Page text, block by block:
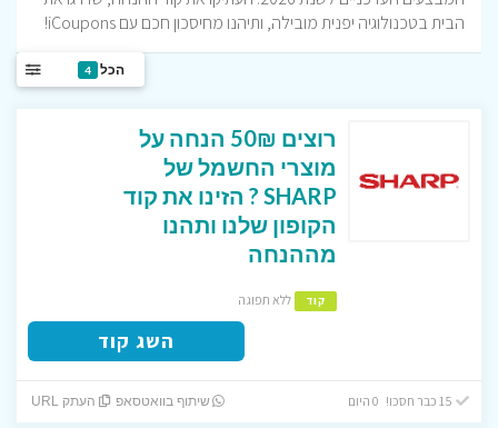
הבית בטכנולוגיה יפנית מובילה, ותיהנו מחיסכון חכם עם iCoupons!
הכל 4
רוצים 50₪ הנחה על
מוצרי החשמל של
SHARP ? הזינו את קוד
הקופון שלנו ותהנו
מההנחה
קוד ללא תפוגה
השג קוד
שיתוף בוואטסאפ העתק URL